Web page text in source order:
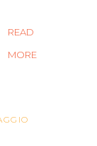
READ
MORE